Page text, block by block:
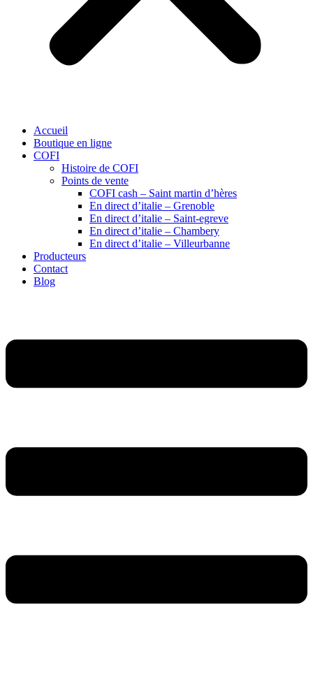
Accueil
Boutique en ligne
COFI
Histoire de COFI
Points de vente
COFI cash – Saint martin d’hères
En direct d’italie – Grenoble
En direct d’italie – Saint-egreve
En direct d’italie – Chambery
En direct d’italie – Villeurbanne
Producteurs
Contact
Blog